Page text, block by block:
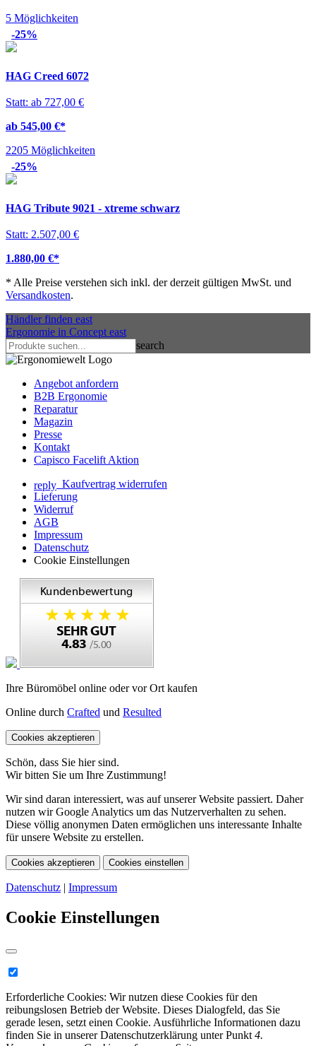
5 Möglichkeiten
-25%
HAG Creed 6072
Statt: ab 727,00 €
ab 545,00 €*
2205 Möglichkeiten
-25%
HAG Tribute 9021 - xtreme schwarz
Statt: 2.507,00 €
1.880,00 €*
* Alle Preise verstehen sich inkl. der derzeit gültigen MwSt. und
Versandkosten.
Händler finden east
Ergonomie in Concept east
search
Angebot anfordern
B2B Ergonomie
Reparatur
Magazin
Presse
Kontakt
Capisco Facelift Aktion
reply Kaufvertrag widerrufen
Lieferung
Widerruf
AGB
Impressum
Datenschutz
Cookie Einstellungen
Ihre Büromöbel online oder vor Ort kaufen
Online durch Crafted und Resulted
Cookies akzeptieren
Schön, dass Sie hier sind.
Wir bitten Sie um Ihre Zustimmung!
Wir sind daran interessiert, was auf unserer Website passiert. Daher
nutzen wir Google Analytics um das Nutzerverhalten zu sehen.
Diese völlig anonymen Daten ermöglichen uns interessante Inhalte
für unsere Website zu erstellen.
Cookies akzeptieren Cookies einstellen
Datenschutz | Impressum
Cookie Einstellungen
Erforderliche Cookies: Wir nutzen diese Cookies für den
reibungslosen Betrieb der Website. Dieses Dialogfeld, das Sie
gerade lesen, setzt einen Cookie. Ausführliche Informationen dazu
finden Sie in unserer Datenschutzerklärung unter Punkt 4.